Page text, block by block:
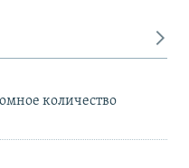
количество